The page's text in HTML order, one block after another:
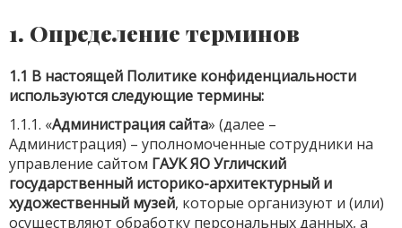
1. Определение терминов
1.1 В настоящей Политике конфиденциальности
используются следующие термины:
1.1.1. «Администрация сайта» (далее –
Администрация) – уполномоченные сотрудники на
управление сайтом ГАУК ЯО Угличский
государственный историко-архитектурный и
художественный музей, которые организуют и (или)
осуществляют обработку персональных данных, а